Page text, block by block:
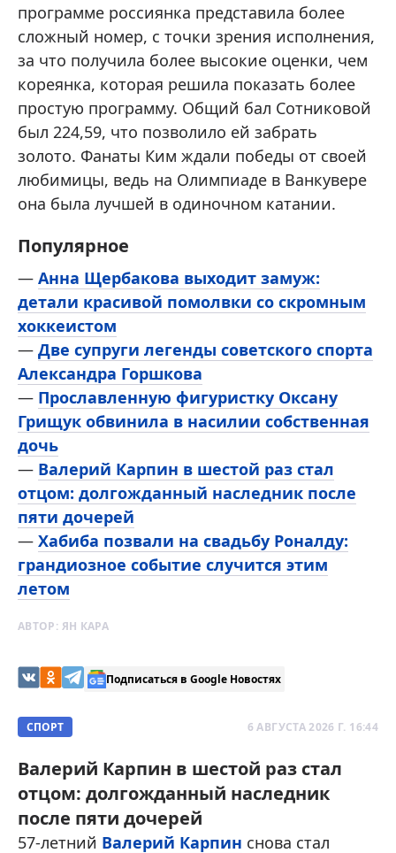
программе россиянка представила более
сложный номер, с точки зрения исполнения,
за что получила более высокие оценки, чем
кореянка, которая решила показать более
простую программу. Общий бал Сотниковой
был 224,59, что позволило ей забрать
золото. Фанаты Ким ждали победы от своей
любимицы, ведь на Олимпиаде в Ванкувере
она была лучшей в одиночном катании.
Популярное
— Анна Щербакова выходит замуж:
детали красивой помолвки со скромным
хоккеистом
— Две супруги легенды советского спорта
Александра Горшкова
— Прославленную фигуристку Оксану
Грищук обвинила в насилии собственная
дочь
— Валерий Карпин в шестой раз стал
отцом: долгожданный наследник после
пяти дочерей
— Хабиба позвали на свадьбу Роналду:
грандиозное событие случится этим
летом
АВТОР: ЯН КАРА
Подписаться в Google Новостях
СПОРТ 6 АВГУСТА 2026 Г. 16:44
Валерий Карпин в шестой раз стал
отцом: долгожданный наследник
после пяти дочерей
57-летний Валерий Карпин снова стал